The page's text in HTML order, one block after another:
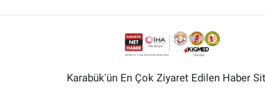
Karabük'ün En Çok Ziyaret Edilen Haber